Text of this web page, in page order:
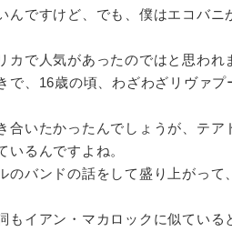
んですけど、でも、僕はエコバニ
で人気があったのではと思われ
で、16歳の頃、わざわざリヴァ
いたかったんでしょうが、テア
いるんですよね。
バンドの話をして盛り上がって
イアン・マカロックに似ている